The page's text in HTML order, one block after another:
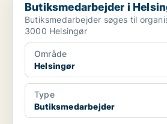
Butiksmedarbejder i
Butiksmedarbejder søges til
3000 Helsingør
Område
Helsingør
Type
Butiksmedarbejder